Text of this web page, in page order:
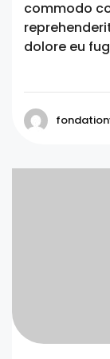
commodo
dolore eu